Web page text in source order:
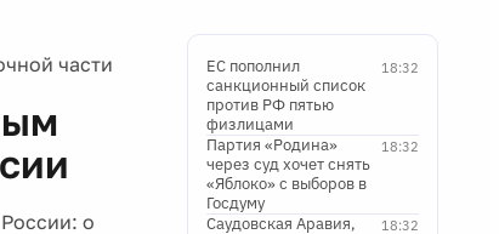
части
о
18:32
ЕС пополнил
санкционный список
против РФ пятью
физлицами
18:32
Партия «Родина»
через суд хочет снять
«Яблоко» с выборов в
Госдуму
18:32
Саудовская Аравия,